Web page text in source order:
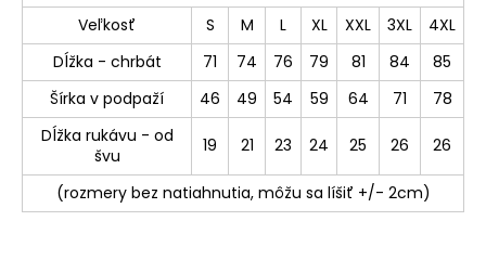
Veľkosť
S M L XL XXL 3XL
4XL
Dĺžka - chrbát
71 74 76 79 81 84
85
Šírka v podpaží
46 49 54 59 64 71
78
Dĺžka rukávu - od
švu
19 21 23 24 25 26 26
(rozmery bez natiahnutia, môžu sa líšiť +/- 2cm)